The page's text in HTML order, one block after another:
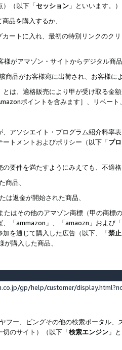
）（以下「セッション 」といいます。
品を購入するか、
ートに入れ、最初の特別リンクのク
様がアマゾン・サイトからデジタル
商品がお客様宛に出荷され、お客様
とは、適格販売により甲が受け取る金
ポイントを含みます］、リベー
アソシエイト・プログラム紹介料率
トメントおよびポリシー（以下「プ
の要件を満たすようにみえても、不適
商品、
は返金が開始された商品、
たはその他のアマゾン商標（甲の商
「ammazon」、「amaozn」および
加を通じて購入した広告（以下、「禁
購入した商品、
gp/help/customer/
フー、ビングその他の検索ポータル
切のサイト）（以下「検索エンジン 」